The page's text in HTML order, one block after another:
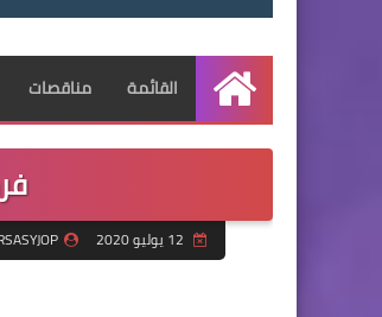
الرئيسية
القائمة مناقصات